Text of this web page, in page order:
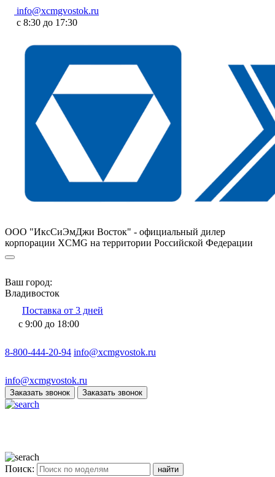
info@xcmgvostok.ru
с 8:30 до 17:30
ООО "ИксСиЭмДжи Восток" - официальный дилер
корпорации XCMG на территории Российской Федерации
Ваш город:
Владивосток
Поставка от 3 дней
с 9:00 до 18:00
8-800-444-20-94 info@xcmgvostok.ru
info@xcmgvostok.ru
Заказать звонок Заказать звонок
Поиск: